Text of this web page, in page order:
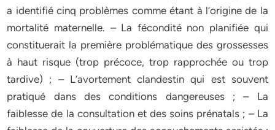
a identifié cinq problèmes comme étant à l’origine de la
mortalité maternelle. – La fécondité non planifiée qui
constituerait la première problématique des grossesses
à haut risque (trop précoce, trop rapprochée ou trop
tardive) ; – L’avortement clandestin qui est souvent
pratiqué dans des conditions dangereuses ; – La
faiblesse de la consultation et des soins prénatals ; – La